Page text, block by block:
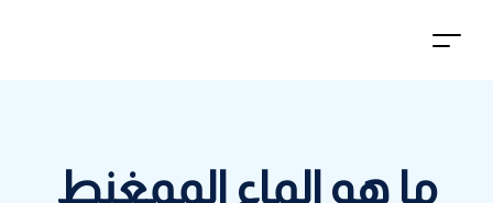
ما هو الماء الممغنط